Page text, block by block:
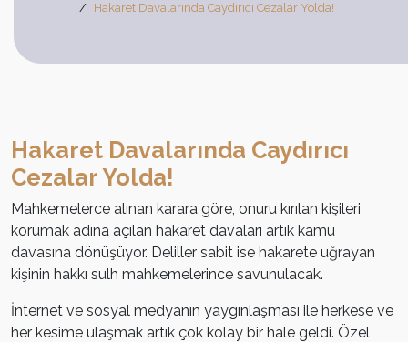
Hakaret Davalarında Caydırıcı Cezalar Yolda!
Hakaret Davalarında Caydırıcı
Cezalar Yolda!
Mahkemelerce alınan karara göre, onuru kırılan kişileri
korumak adına açılan hakaret davaları artık kamu
davasına dönüşüyor. Deliller sabit ise hakarete uğrayan
kişinin hakkı sulh mahkemelerince savunulacak.
İnternet ve sosyal medyanın yaygınlaşması ile herkese ve
her kesime ulaşmak artık çok kolay bir hale geldi. Özel